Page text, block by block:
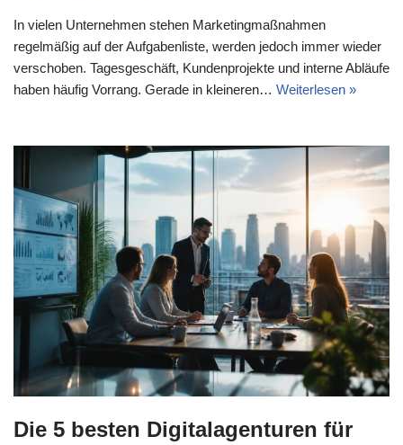
In vielen Unternehmen stehen Marketingmaßnahmen
regelmäßig auf der Aufgabenliste, werden jedoch immer wieder
verschoben. Tagesgeschäft, Kundenprojekte und interne Abläufe
haben häufig Vorrang. Gerade in kleineren… Weiterlesen »
Die 5 besten Digitalagenturen für